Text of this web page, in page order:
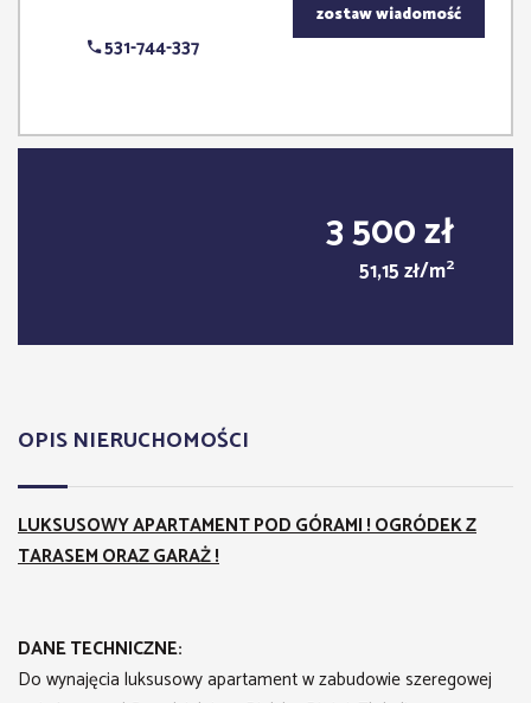
531-744-337
zostaw wiadomość
3 500 zł
51,15 zł/m2
OPIS NIERUCHOMOŚCI
LUKSUSOWY APARTAMENT POD GÓRAMI ! OGRÓDEK Z
TARASEM ORAZ GARAŻ !
DANE TECHNICZNE:
Do wynajęcia luksusowy apartament w zabudowie szeregowej